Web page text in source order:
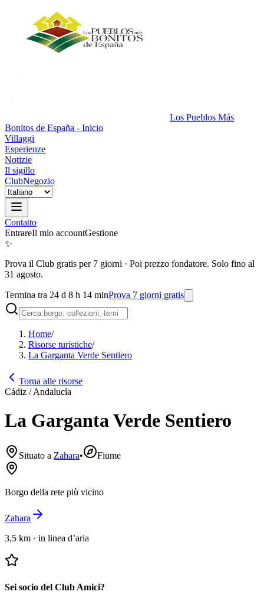
Los Pueblos Más
Bonitos de España - Inicio
Villaggi
Esperienze
Notizie
Il sigillo
ClubNegozio
Contatto
EntrareIl mio accountGestione
✨
Prova il Club gratis per 7 giorni · Poi prezzo fondatore. Solo fino al
31 agosto.
Termina tra 24 d 8 h 14 minProva 7 giorni gratis
Home/
Risorse turistiche/
La Garganta Verde Sentiero
Torna alle risorse
Cádiz / Andalucía
La Garganta Verde Sentiero
Situato a Zahara• Fiume
Borgo della rete più vicino
Zahara
3,5 km · in linea d’aria
Sei socio del Club Amici?